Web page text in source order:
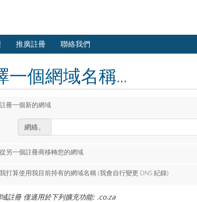
推廣註冊 聯絡我們
一個網域名稱...
註冊一個新的網域
網絡。
從另一個註冊商移轉您的網域
我打算使用我目前持有的網域名稱 (我會自行變更 DNS 紀錄)
註冊 僅適用於下列擴充功能: .co.za